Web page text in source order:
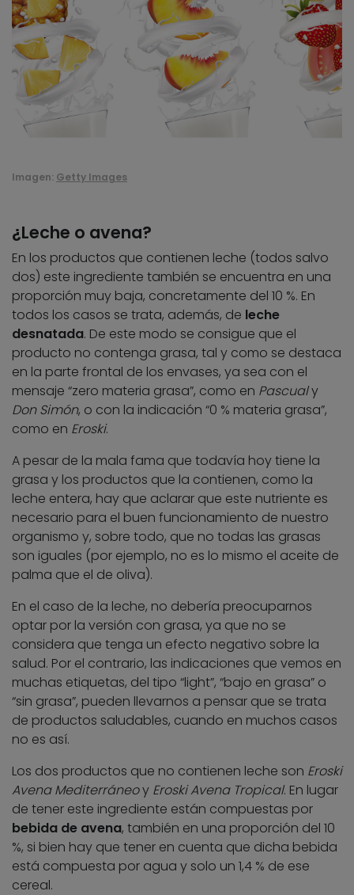
Imagen: Getty Images
¿Leche o avena?
En los productos que contienen leche (todos salvo
dos) este ingrediente también se encuentra en una
proporción muy baja, concretamente del 10 %. En
todos los casos se trata, además, de leche
desnatada. De este modo se consigue que el
producto no contenga grasa, tal y como se destaca
en la parte frontal de los envases, ya sea con el
mensaje “zero materia grasa”, como en Pascualy
Don Simón, o con la indicación “0 % materia grasa”,
como en Eroski.
A pesar de la mala fama que todavía hoy tiene la
grasa y los productos que la contienen, como la
leche entera, hay que aclarar que este nutriente es
necesario para el buen funcionamiento de nuestro
organismo y, sobre todo, que no todas las grasas
son iguales (por ejemplo, no es lo mismo el aceite de
palma que el de oliva).
En el caso de la leche, no debería preocuparnos
optar por la versión con grasa, ya que no se
considera que tenga un efecto negativo sobre la
salud. Por el contrario, las indicaciones que vemos en
muchas etiquetas, del tipo “light”, “bajo en grasa” o
“sin grasa”, pueden llevarnos a pensar que se trata
de productos saludables, cuando en muchos casos
no es así.
Los dos productos que no contienen leche son Eroski
Avena Mediterráneoy Eroski Avena Tropical. En lugar
de tener este ingrediente están compuestas por
bebida de avena, también en una proporción del 10
%, si bien hay que tener en cuenta que dicha bebida
está compuesta por agua y solo un 1,4 % de ese
cereal.